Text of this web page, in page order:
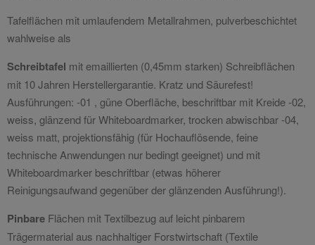
Tafelflächen mit umlaufendem Metallrahmen, pulverbeschichtet
wahlweise als
Schreibtafel mit emaillierten (0,45mm starken) Schreibflächen
mit 10 Jahren Herstellergarantie. Kratz und Säurefest!
Ausführungen: -01 , güne Oberfläche, beschriftbar mit Kreide -02,
weiss, glänzend für Whiteboardmarker, trocken abwischbar -04,
weiss matt, projektionsfähig (für Hochauflösende, feine
technische Anwendungen nur bedingt geeignet) und mit
Whiteboardmarker beschriftbar (etwas höherer
Reinigungsaufwand gegenüber der glänzenden Ausführung!).
Pinbare Flächen mit Textilbezug auf leicht pinbarem
Trägermaterial aus nachhaltiger Forstwirtschaft (Textile